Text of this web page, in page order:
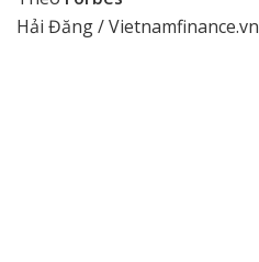
Hải Đăng / Vietnamfinance.vn